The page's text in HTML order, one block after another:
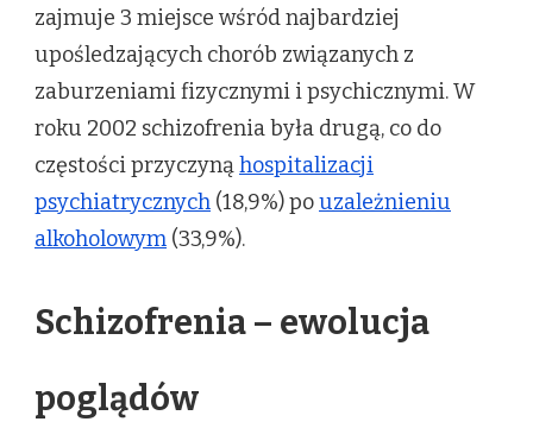
zajmuje 3 miejsce wśród najbardziej
upośledzających chorób związanych z
zaburzeniami fizycznymi i psychicznymi. W
roku 2002 schizofrenia była drugą, co do
częstości przyczynąhospitalizacji
psychiatrycznych (18,9%) pouzależnieniu
alkoholowym (33,9%).
Schizofrenia – ewolucja
poglądów